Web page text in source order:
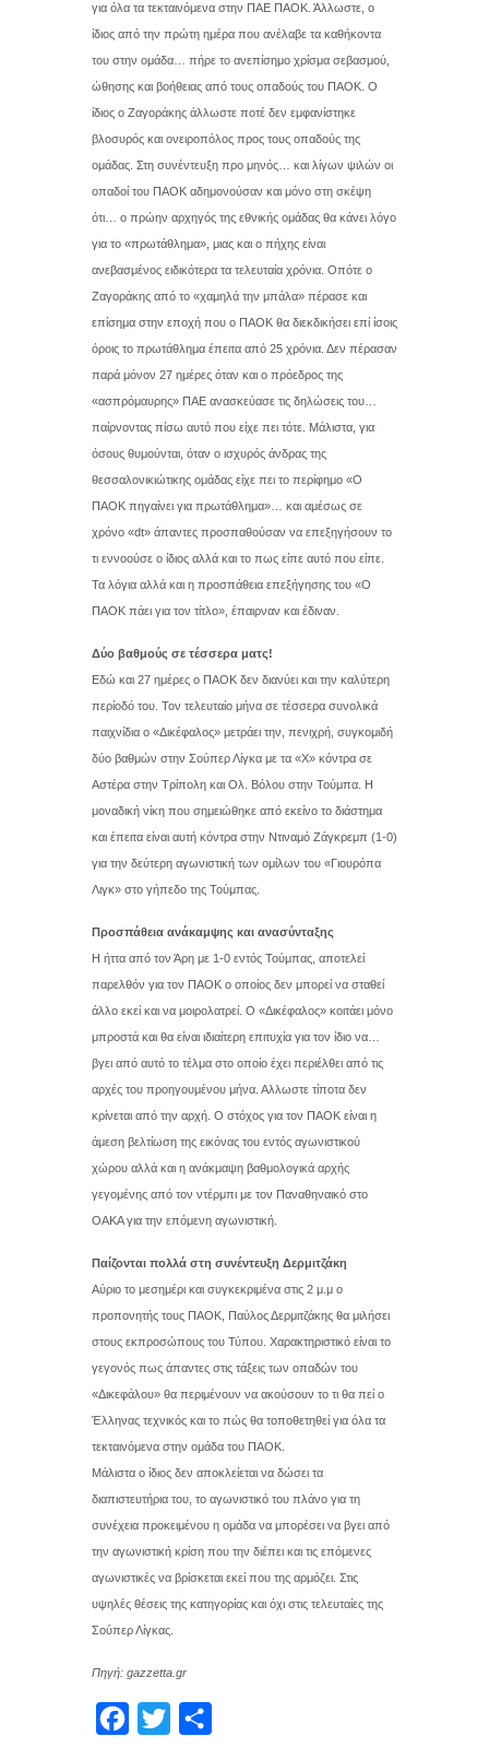
για όλα τα τεκταινόμενα στην ΠΑΕ ΠΑΟΚ. Άλλωστε, ο
ίδιος από την πρώτη ημέρα που ανέλαβε τα καθήκοντα
του στην ομάδα… πήρε το ανεπίσημο χρίσμα σεβασμού,
ώθησης και βοήθειας από τους οπαδούς του ΠΑΟΚ. Ο
ίδιος ο Ζαγοράκης άλλωστε ποτέ δεν εμφανίστηκε
βλοσυρός και ονειροπόλος προς τους οπαδούς της
ομάδας. Στη συνέντευξη προ μηνός… και λίγων ψιλών οι
οπαδοί του ΠΑΟΚ αδημονούσαν και μόνο στη σκέψη
ότι… ο πρώην αρχηγός της εθνικής ομάδας θα κάνει λόγο
για το «πρωτάθλημα», μιας και ο πήχης είναι
ανεβασμένος ειδικότερα τα τελευταία χρόνια. Οπότε ο
Ζαγοράκης από το «χαμηλά την μπάλα» πέρασε και
επίσημα στην εποχή που ο ΠΑΟΚ θα διεκδικήσει επί ίσοις
όροις το πρωτάθλημα έπειτα από 25 χρόνια. Δεν πέρασαν
παρά μόνον 27 ημέρες όταν και ο πρόεδρος της
«ασπρόμαυρης» ΠΑΕ ανασκεύασε τις δηλώσεις του…
παίρνοντας πίσω αυτό που είχε πει τότε. Μάλιστα, για
όσους θυμούνται, όταν ο ισχυρός άνδρας της
θεσσαλονικιώτικης ομάδας είχε πει το περίφημο «Ο
ΠΑΟΚ πηγαίνει για πρωτάθλημα»… και αμέσως σε
χρόνο «dt» άπαντες προσπαθούσαν να επεξηγήσουν το
τι εννοούσε ο ίδιος αλλά και το πως είπε αυτό που είπε.
Τα λόγια αλλά και η προσπάθεια επεξήγησης του «Ο
ΠΑΟΚ πάει για τον τίτλο», έπαιρναν και έδιναν.
Δύο βαθμούς σε τέσσερα ματς!
Εδώ και 27 ημέρες ο ΠΑΟΚ δεν διανύει και την καλύτερη
περίοδό του. Τον τελευταίο μήνα σε τέσσερα συνολικά
παιχνίδια ο «Δικέφαλος» μετράει την, πενιχρή, συγκομιδή
δύο βαθμών στην Σούπερ Λίγκα με τα «Χ» κόντρα σε
Αστέρα στην Τρίπολη και Ολ. Βόλου στην Τούμπα. Η
μοναδική νίκη που σημειώθηκε από εκείνο το διάστημα
και έπειτα είναι αυτή κόντρα στην Ντιναμό Ζάγκρεμπ (1-0)
για την δεύτερη αγωνιστική των ομίλων του «Γιουρόπα
Λιγκ» στο γήπεδο της Τούμπας.
Προσπάθεια ανάκαμψης και ανασύνταξης
Η ήττα από τον Άρη με 1-0 εντός Τούμπας, αποτελεί
παρελθόν για τον ΠΑΟΚ ο οποίος δεν μπορεί να σταθεί
άλλο εκεί και να μοιρολατρεί. Ο «Δικέφαλος» κοιτάει μόνο
μπροστά και θα είναι ιδιαίτερη επιτυχία για τον ίδιο να…
βγει από αυτό το τέλμα στο οποίο έχει περιέλθει από τις
αρχές του προηγουμένου μήνα. Αλλωστε τίποτα δεν
κρίνεται από την αρχή. Ο στόχος για τον ΠΑΟΚ είναι η
άμεση βελτίωση της εικόνας του εντός αγωνιστικού
χώρου αλλά και η ανάκμαψη βαθμολογικά αρχής
γεγομένης από τον ντέρμπι με τον Παναθηναικό στο
ΟΑΚΑ για την επόμενη αγωνιστική.
Παίζονται πολλά στη συνέντευξη Δερμιτζάκη
Αύριο το μεσημέρι και συγκεκριμένα στις 2 μ.μ ο
προπονητής τους ΠΑΟΚ, Παύλος Δερμιτζάκης θα μιλήσει
στους εκπροσώπους του Τύπου. Χαρακτηριστικό είναι το
γεγονός πως άπαντες στις τάξεις των οπαδών του
«Δικεφάλου» θα περιμένουν να ακούσουν το τι θα πεί ο
Έλληνας τεχνικός και το πώς θα τοποθετηθεί για όλα τα
τεκταινόμενα στην ομάδα του ΠΑΟΚ.
Μάλιστα ο ίδιος δεν αποκλείεται να δώσει τα
διαπιστευτήρια του, το αγωνιστικό του πλάνο για τη
συνέχεια προκειμένου η ομάδα να μπορέσει να βγει από
την αγωνιστική κρίση που την διέπει και τις επόμενες
αγωνιστικές να βρίσκεται εκεί που της αρμόζει. Στις
υψηλές θέσεις της κατηγορίας και όχι στις τελευταίες της
Σούπερ Λίγκας.
Πηγή: gazzetta.gr